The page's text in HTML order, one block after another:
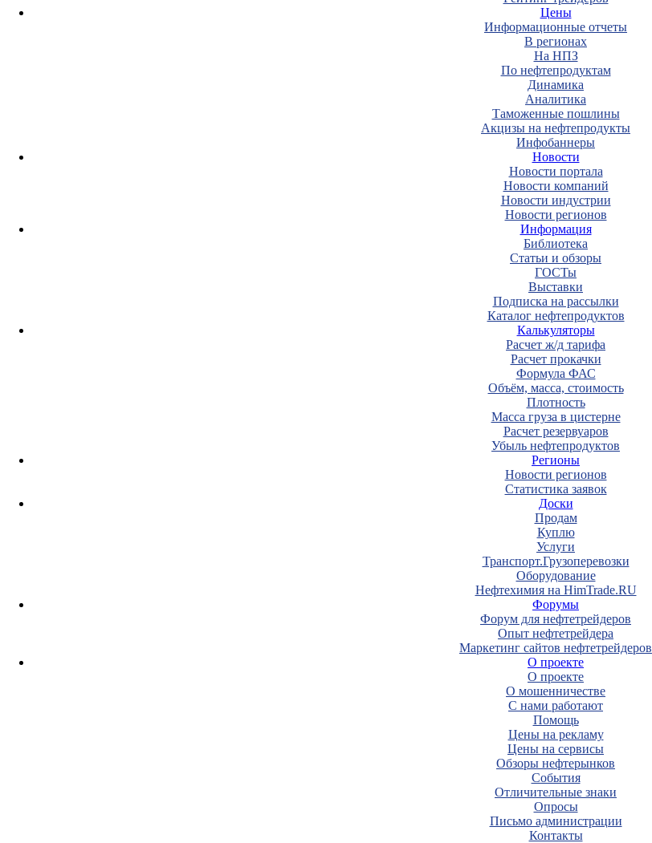
Цены
Информационные отчеты
В регионах
На НПЗ
По нефтепродуктам
Динамика
Аналитика
Таможенные пошлины
Акцизы на нефтепродукты
Инфобаннеры
Новости
Новости портала
Новости компаний
Новости индустрии
Новости регионов
Информация
Библиотека
Статьи и обзоры
ГОСТы
Выставки
Подписка на рассылки
Каталог нефтепродуктов
Калькуляторы
Расчет ж/д тарифа
Расчет прокачки
Формула ФАС
Объём, масса, стоимость
Плотность
Масса груза в цистерне
Расчет резервуаров
Убыль нефтепродуктов
Регионы
Новости регионов
Статистика заявок
Доски
Продам
Куплю
Услуги
Транспорт.Грузоперевозки
Оборудование
Нефтехимия на HimTrade.RU
Форумы
Форум для нефтетрейдеров
Опыт нефтетрейдера
Маркетинг сайтов нефтетрейдеров
О проекте
О проекте
О мошенничестве
С нами работают
Помощь
Цены на рекламу
Цены на сервисы
Обзоры нефтерынков
События
Отличительные знаки
Опросы
Письмо администрации
Контакты